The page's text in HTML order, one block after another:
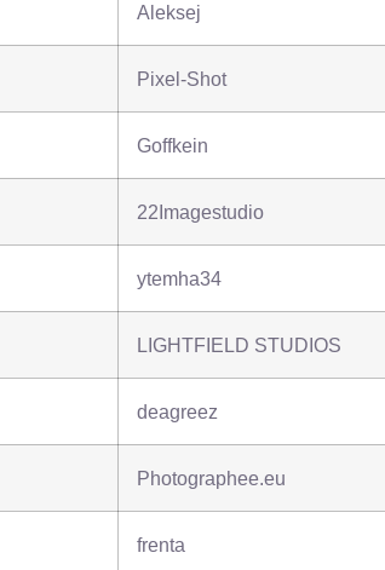
Aleksej
Pixel-Shot
Goffkein
22Imagestudio
ytemha34
LIGHTFIELD STUDIOS
deagreez
Photographee.eu
frenta